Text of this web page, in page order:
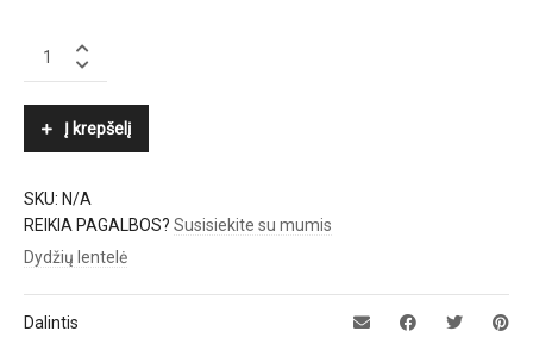
BOGNER
quantity
Į krepšelį
SKU: N/A
REIKIA PAGALBOS? Susisiekite su mumis
Dydžių lentelė
Dalintis